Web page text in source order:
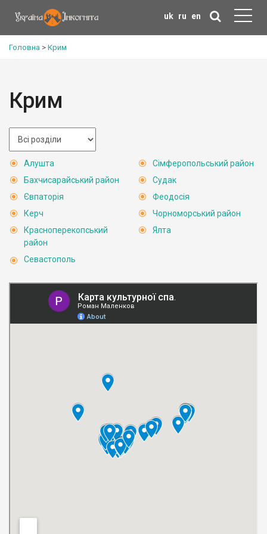
uk ru en
Головна > Крим
Крим
Алушта
Бахчисарайський район
Євпаторія
Керч
Красноперекопський
район
Севастополь
Сімферопольський район
Судак
Феодосія
Чорноморський район
Ялта